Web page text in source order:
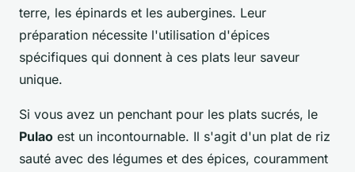
terre, les épinards et les aubergines. Leur
préparation nécessite l'utilisation d'épices
spécifiques qui donnent à ces plats leur saveur
unique.
Si vous avez un penchant pour les plats sucrés, le
Pulao est un incontournable. Il s'agit d'un plat de riz
sauté avec des légumes et des épices, couramment